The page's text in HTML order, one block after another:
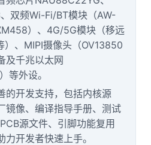
双频Wi-Fi/BT模块（AW-
M458）、4G/5G模块（移远
、MIPI摄像头（OV13850
及千兆以太网
等外设。
的开发支持，包括内核源
镜像、编译指导手册、测试
源文件、引脚功能复用
开发者快速上手。